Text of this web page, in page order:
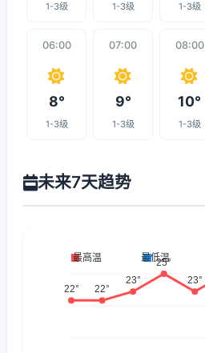
1-3级 1-3级 1-3级
06:00
8°
1-3级
07:00
9°
1-3级
08:00
10°
1-3级
未来7天趋势